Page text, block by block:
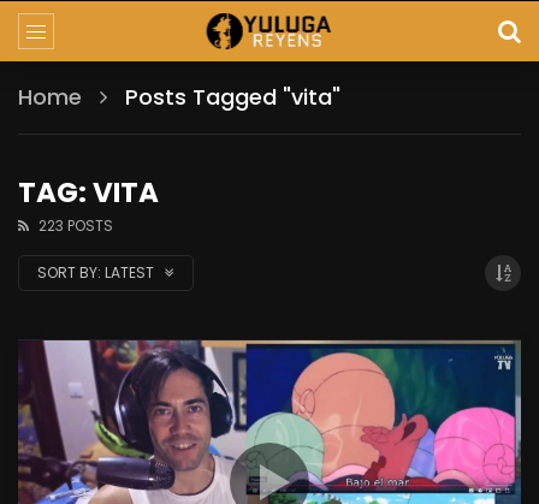
Home Posts Tagged "vita"
TAG: VITA
223 POSTS
SORT BY: LATEST